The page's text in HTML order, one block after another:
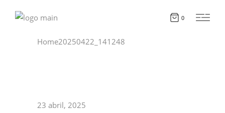
0
Home20250422_141248
23 abril, 2025